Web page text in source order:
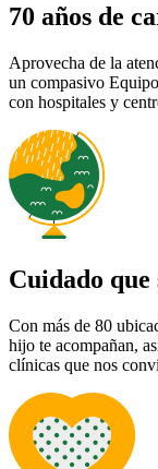
70 años de
Aprovecha de la
un compasivo
con hospitales y
Cuidado que
Con más de 80
hijo te acompañan,
clínicas que nos